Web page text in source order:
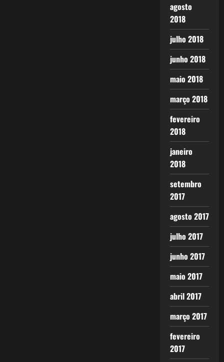
agosto
2018
julho 2018
junho 2018
maio 2018
março 2018
fevereiro
2018
janeiro
2018
setembro
2017
agosto 2017
julho 2017
junho 2017
maio 2017
abril 2017
março 2017
fevereiro
2017